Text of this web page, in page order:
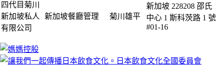
四代目菊川
新加坡私人
有限公司
新加坡餐廳管理 菊川雄平
新加坡 228208 邵氏
中心 1 斯科茨路 1 號
#01-16